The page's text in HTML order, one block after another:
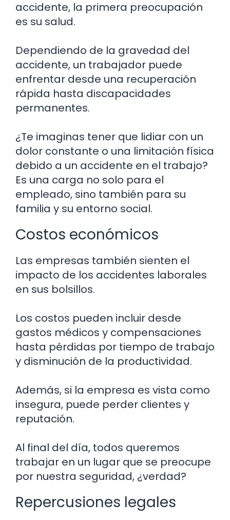
accidente, la primera preocupación
es su salud.
Dependiendo de la gravedad del
accidente, un trabajador puede
enfrentar desde una recuperación
rápida hasta discapacidades
permanentes.
¿Te imaginas tener que lidiar con un
dolor constante o una limitación física
debido a un accidente en el trabajo?
Es una carga no solo para el
empleado, sino también para su
familia y su entorno social.
Costos económicos
Las empresas también sienten el
impacto de los accidentes laborales
en sus bolsillos.
Los costos pueden incluir desde
gastos médicos y compensaciones
hasta pérdidas por tiempo de trabajo
y disminución de la productividad.
Además, si la empresa es vista como
insegura, puede perder clientes y
reputación.
Al final del día, todos queremos
trabajar en un lugar que se preocupe
por nuestra seguridad, ¿verdad?
Repercusiones legales